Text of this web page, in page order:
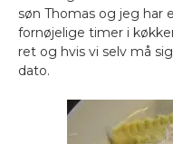
søn Thomas og jeg har
fornøjelige timer i
ret og hvis vi selv må
dato.